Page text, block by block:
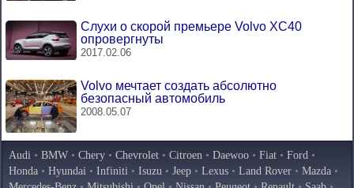
Слухи о скорой премьере Volvo XC40
опровергнуты
2017.02.06
Volvo мечтает создать абсолютно
безопасный автомобиль
2008.05.07
Audi • BMW • Chery • Chevrolet • Citroen • Daewoo • Fiat • Ford •
Honda • Hyundai • Infiniti • Isuzu • Jeep • Lexus • Land Rover • Mazda •